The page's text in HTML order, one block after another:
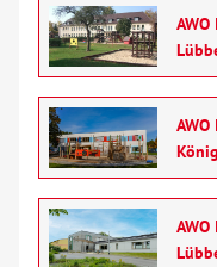
Schwangerschaft
Sozialpädagogische
Tagesgruppe
Teilhabeassistenz